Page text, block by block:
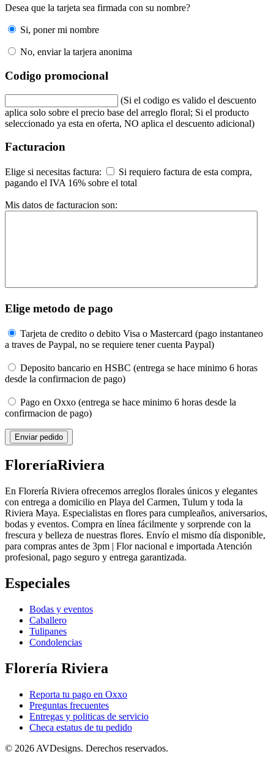
Desea que la tarjeta sea firmada con su nombre?
Si, poner mi nombre
No, enviar la tarjera anonima
Codigo promocional
(Si el codigo es valido el descuento
aplica solo sobre el precio base del arreglo floral; Si el producto
seleccionado ya esta en oferta, NO aplica el descuento adicional)
Facturacion
Elige si necesitas factura:
Si requiero factura de esta compra,
pagando el IVA 16% sobre el total
Mis datos de facturacion son:
Elige metodo de pago
Tarjeta de credito o debito Visa o Mastercard (pago instantaneo
a traves de Paypal, no se requiere tener cuenta Paypal)
Deposito bancario en HSBC (entrega se hace minimo 6 horas
desde la confirmacion de pago)
Pago en Oxxo (entrega se hace minimo 6 horas desde la
confirmacion de pago)
FloreríaRiviera
En Florería Riviera ofrecemos arreglos florales únicos y elegantes
con entrega a domicilio en Playa del Carmen, Tulum y toda la
Riviera Maya. Especialistas en flores para cumpleaños, aniversarios,
bodas y eventos. Compra en línea fácilmente y sorprende con la
frescura y belleza de nuestras flores. Envío el mismo día disponible,
para compras antes de 3pm | Flor nacional e importada Atención
profesional, pago seguro y entrega garantizada.
Especiales
Bodas y eventos
Caballero
Tulipanes
Condolencias
Florería Riviera
Reporta tu pago en Oxxo
Preguntas frecuentes
Entregas y politicas de servicio
Checa estatus de tu pedido
© 2026 AVDesigns. Derechos reservados.